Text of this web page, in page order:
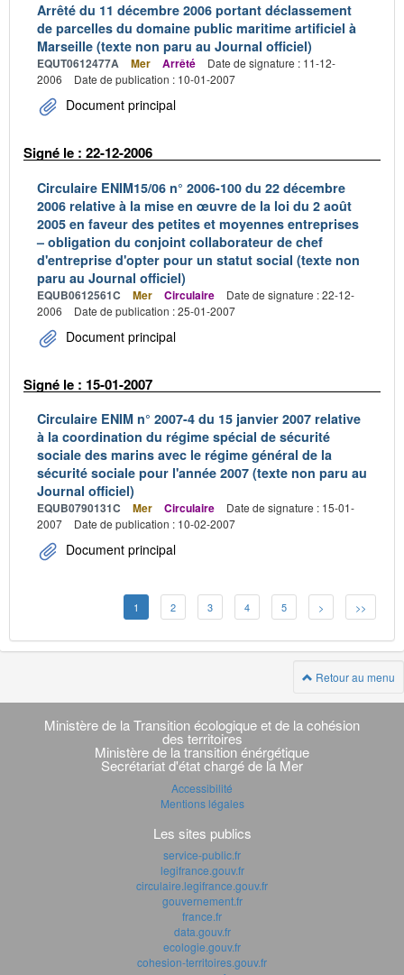
Arrêté du 11 décembre 2006 portant déclassement
de parcelles du domaine public maritime artificiel à
Marseille (texte non paru au Journal officiel)
EQUT0612477A Mer Arrêté
Date de signature : 11-12-
2006
Date de publication : 10-01-2007
Document principal
Signé le : 22-12-2006
Circulaire ENIM15/06 n° 2006-100 du 22 décembre
2006 relative à la mise en œuvre de la loi du 2 août
2005 en faveur des petites et moyennes entreprises
– obligation du conjoint collaborateur de chef
d'entreprise d'opter pour un statut social (texte non
paru au Journal officiel)
EQUB0612561C Mer Circulaire
Date de signature : 22-12-
2006
Date de publication : 25-01-2007
Document principal
Signé le : 15-01-2007
Circulaire ENIM n° 2007-4 du 15 janvier 2007 relative
à la coordination du régime spécial de sécurité
sociale des marins avec le régime général de la
sécurité sociale pour l'année 2007 (texte non paru au
Journal officiel)
EQUB0790131C Mer Circulaire
Date de signature : 15-01-
2007
Date de publication : 10-02-2007
Document principal
1 2 3 4 5 > >>
Retour au menu
Navigation
transverse
Ministère de la Transition écologique et de la cohésion
des territoires
Ministère de la transition énérgétique
Secrétariat d'état chargé de la Mer
Accessibilité
Mentions légales
Les sites publics
service-public.fr
legifrance.gouv.fr
circulaire.legifrance.gouv.fr
gouvernement.fr
france.fr
data.gouv.fr
ecologie.gouv.fr
cohesion-territoires.gouv.fr